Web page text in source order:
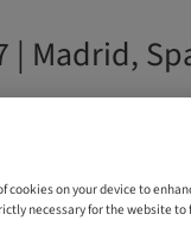
| Madrid,
cookies on your device to
necessary for the website